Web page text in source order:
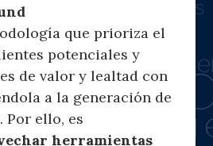
que prioriza el
potenciales y
de valor y lealtad con
a la generación de
Por ello, es
herramientas